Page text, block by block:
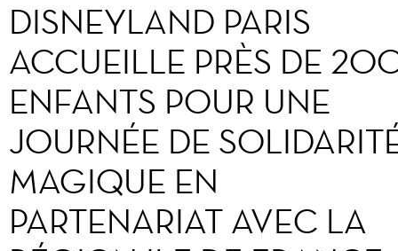
DISNEYLAND PARIS
ACCUEILLE PRÈS DE
ENFANTS POUR UNE
JOURNÉE DE
MAGIQUE EN
PARTENARIAT AVEC LA